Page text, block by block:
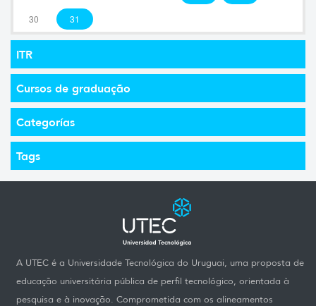
30 31
ITR
Cursos de graduação
Categorías
Tags
A UTEC é a Universidade Tecnológica do Uruguai, uma proposta de
educação universitária pública de perfil tecnológico, orientada à
pesquisa e à inovação. Comprometida com os alineamentos